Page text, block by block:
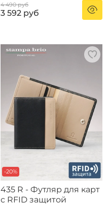
4 490 руб
3 592 руб
-20%
435 R - Футляр для карт
с RFID защитой